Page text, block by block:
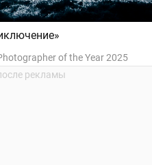
of the Year 2025